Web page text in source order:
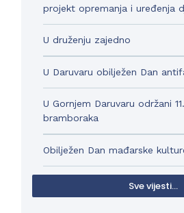
projekt opremanja i uređenja
U druženju zajedno
U Daruvaru obilježen Dan
U Gornjem Daruvaru održani
bramboraka
Obilježen Dan mađarske
Sve vijesti...